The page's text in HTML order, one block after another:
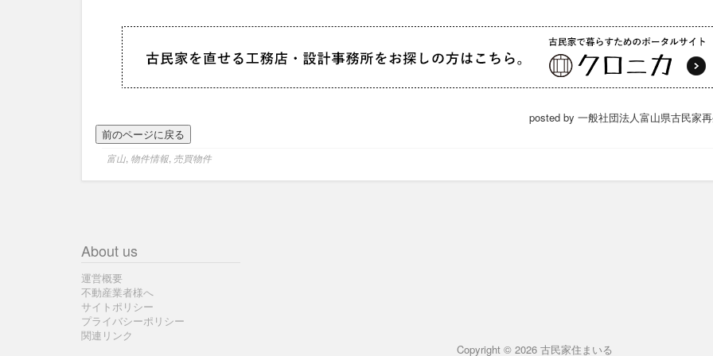
posted by 一般社団法人富山県古民家
富山, 物件情報, 売買物件
About us
運営概要
不動産業者様へ
サイトポリシー
プライバシーポリシー
関連リンク
Copyright © 2026 古民家住まいる